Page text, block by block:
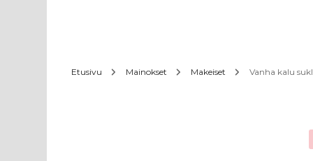
Etusivu Mainokset Makeiset Vanha kalu